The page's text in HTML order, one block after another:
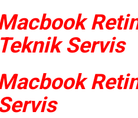
Teknik Servis